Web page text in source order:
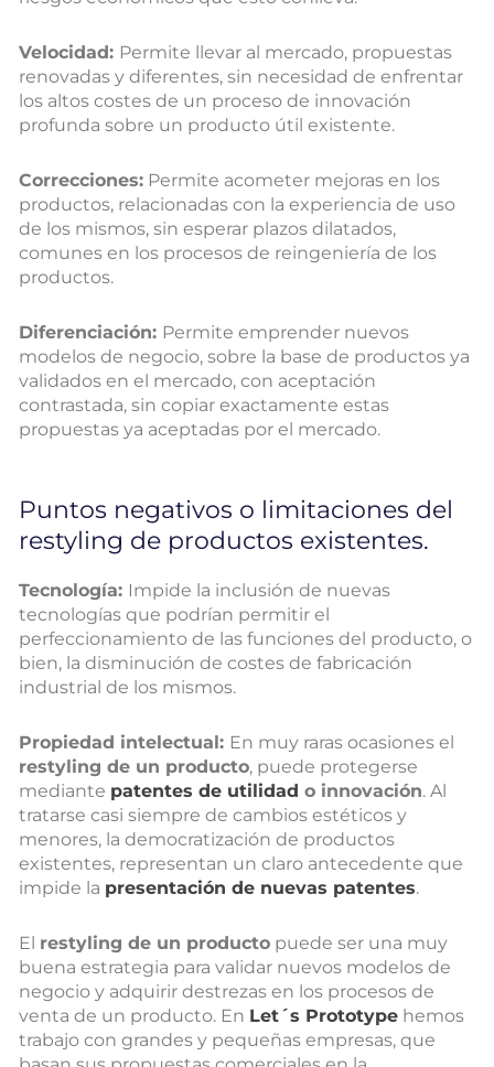
Velocidad: Permite llevar al mercado, propuestas
renovadas y diferentes, sin necesidad de enfrentar
los altos costes de un proceso de innovación
profunda sobre un producto útil existente.
Correcciones: Permite acometer mejoras en los
productos, relacionadas con la experiencia de uso
de los mismos, sin esperar plazos dilatados,
comunes en los procesos de reingeniería de los
productos.
Diferenciación: Permite emprender nuevos
modelos de negocio, sobre la base de productos ya
validados en el mercado, con aceptación
contrastada, sin copiar exactamente estas
propuestas ya aceptadas por el mercado.
Puntos negativos o limitaciones del
restyling de productos existentes.
Tecnología: Impide la inclusión de nuevas
tecnologías que podrían permitir el
perfeccionamiento de las funciones del producto, o
bien, la disminución de costes de fabricación
industrial de los mismos.
Propiedad intelectual: En muy raras ocasiones el
restyling de un producto, puede protegerse
mediante patentes de utilidad o innovación. Al
tratarse casi siempre de cambios estéticos y
menores, la democratización de productos
existentes, representan un claro antecedente que
impide la presentación de nuevas patentes.
El restyling de un producto puede ser una muy
buena estrategia para validar nuevos modelos de
negocio y adquirir destrezas en los procesos de
venta de un producto. En Let´s Prototype hemos
trabajo con grandes y pequeñas empresas, que